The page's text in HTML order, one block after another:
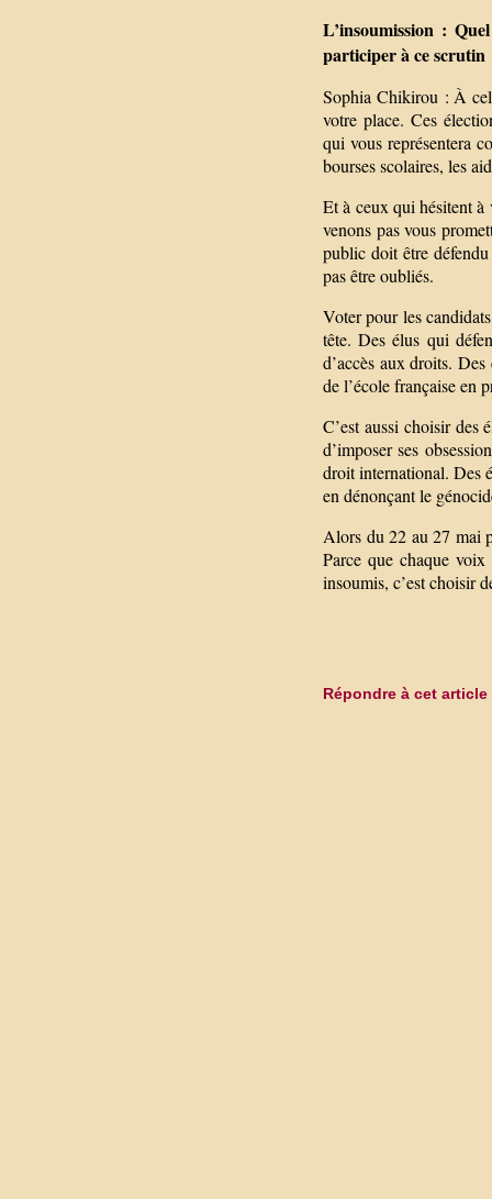
L’insoumission :
participer à ce scrutin
Sophia Chikirou : À
votre place. Ces
qui vous représentera
bourses scolaires, les
Et à ceux qui hésitent
venons pas vous
public doit être
pas être oubliés.
Voter pour les
tête. Des élus qui
d’accès aux droits.
de l’école française en
C’est aussi choisir des
d’imposer ses
droit international. Des
en dénonçant le
Alors du 22 au 27 mai
Parce que chaque
insoumis, c’est choisir
Répondre à cet article